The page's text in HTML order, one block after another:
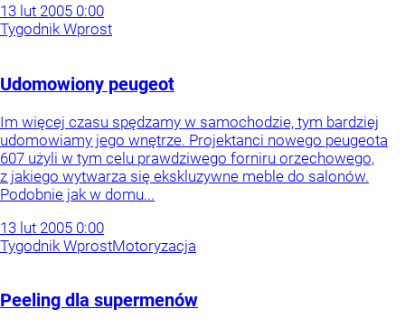
13 lut 2005 0:00
Tygodnik Wprost
Udomowiony peugeot
Im więcej czasu spędzamy w samochodzie, tym bardziej
udomowiamy jego wnętrze. Projektanci nowego peugeota
607 użyli w tym celu prawdziwego forniru orzechowego,
z jakiego wytwarza się ekskluzywne meble do salonów.
Podobnie jak w domu...
13 lut 2005 0:00
Tygodnik WprostMotoryzacja
Peeling dla supermenów